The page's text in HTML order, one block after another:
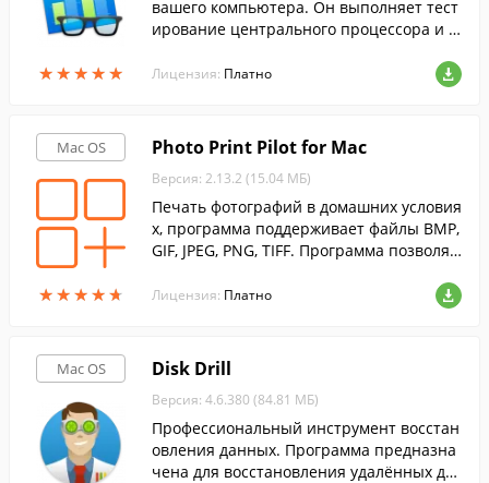
★★★★★
★★★★★
вашего компьютера. Он выполняет тест
ирование центрального процессора и в
ленного показателя.
Лицензия: Платно
Mac OS
★★★★★
★★★★★
Photo Print Pilot for Mac
Версия: 2.13.2 (15.04 МБ)
Печать фотографий в домашних условия
х, программа поддерживает файлы BMP,
GIF, JPEG, PNG, TIFF. Программа позволяе
лько изображений на одном листе бумаг
Лицензия: Платно
Mac OS Disk Drill
Версия: 4.6.380 (84.81 МБ)
Профессиональный инструмент восстан
овления данных. Программа предназна
чена для восстановления удалённых да